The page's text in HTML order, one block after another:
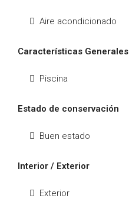
Aire acondicionado
Características Generales
Piscina
Estado de conservación
Buen estado
Interior / Exterior
Exterior